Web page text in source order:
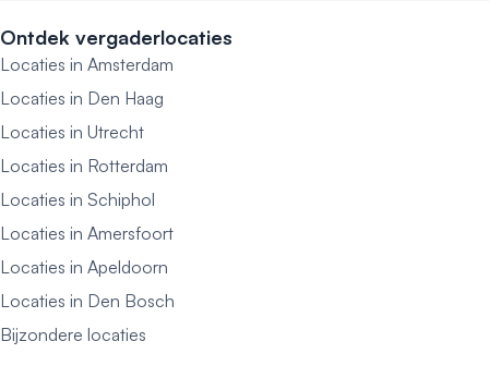
Ontdek vergaderlocaties
Locaties in Amsterdam
Locaties in Den Haag
Locaties in Utrecht
Locaties in Rotterdam
Locaties in Schiphol
Locaties in Amersfoort
Locaties in Apeldoorn
Locaties in Den Bosch
Bijzondere locaties